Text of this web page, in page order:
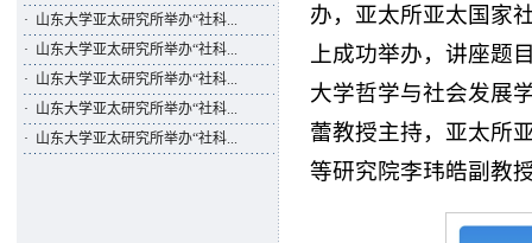
· 山东大学亚太研究所举办“社科...
· 山东大学亚太研究所举办“社科...
· 山东大学亚太研究所举办“社科...
· 山东大学亚太研究所举办“社科...
· 山东大学亚太研究所举办“社科...
办，亚太所亚太国家
上成功举办，讲座题
大学哲学与社会发展
蕾教授主持，亚太所
等研究院李玮皓副教